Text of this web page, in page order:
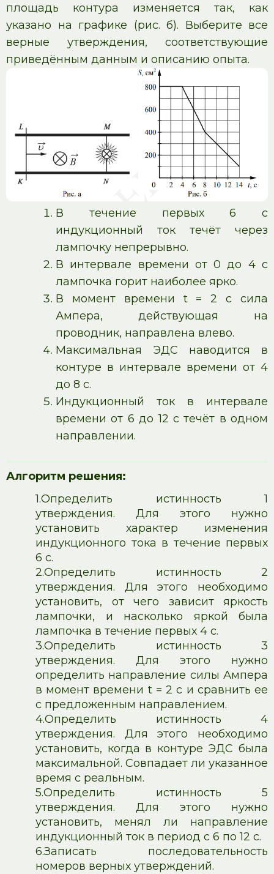
площадь контура изменяется так, как
указано на графике (рис. б). Выберите все
верные утверждения, соответствующие
приведённым данным и описанию опыта.
В течение первых 6 с
индукционный ток течёт через
лампочку непрерывно.
В интервале времени от 0 до 4 с
лампочка горит наиболее ярко.
В момент времени t = 2 с сила
Ампера, действующая на
проводник, направлена влево.
Максимальная ЭДС наводится в
контуре в интервале времени от 4
до 8 с.
Индукционный ток в интервале
времени от 6 до 12 с течёт в одном
направлении.
Алгоритм решения:
1.Определить истинность 1
утверждения. Для этого нужно
установить характер изменения
индукционного тока в течение первых
6 с.
2.Определить истинность 2
утверждения. Для этого необходимо
установить, от чего зависит яркость
лампочки, и насколько яркой была
лампочка в течение первых 4 с.
3.Определить истинность 3
утверждения. Для этого нужно
определить направление силы Ампера
в момент времени t = 2 с и сравнить ее
с предложенным направлением.
4.Определить истинность 4
утверждения. Для этого необходимо
установить, когда в контуре ЭДС была
максимальной. Совпадает ли указанное
время с реальным.
5.Определить истинность 5
утверждения. Для этого нужно
установить, менял ли направление
индукционный ток в период с 6 по 12 с.
6.Записать последовательность
номеров верных утверждений.